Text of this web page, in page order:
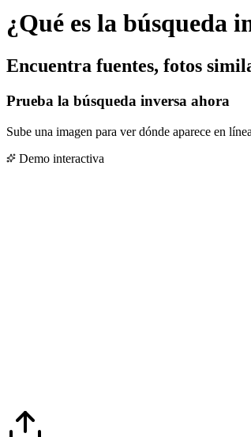
¿Qué es la búsqueda
Encuentra fuentes, fotos
Prueba la búsqueda inversa ahora
Sube una imagen para ver dónde aparece en
Demo interactiva